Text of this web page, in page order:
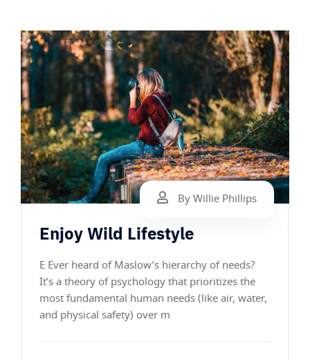
By Willie Phillips
Enjoy Wild Lifestyle
E Ever heard of Maslow’s hierarchy of needs?
It’s a theory of psychology that prioritizes the
most fundamental human needs (like air, water,
and physical safety) over m